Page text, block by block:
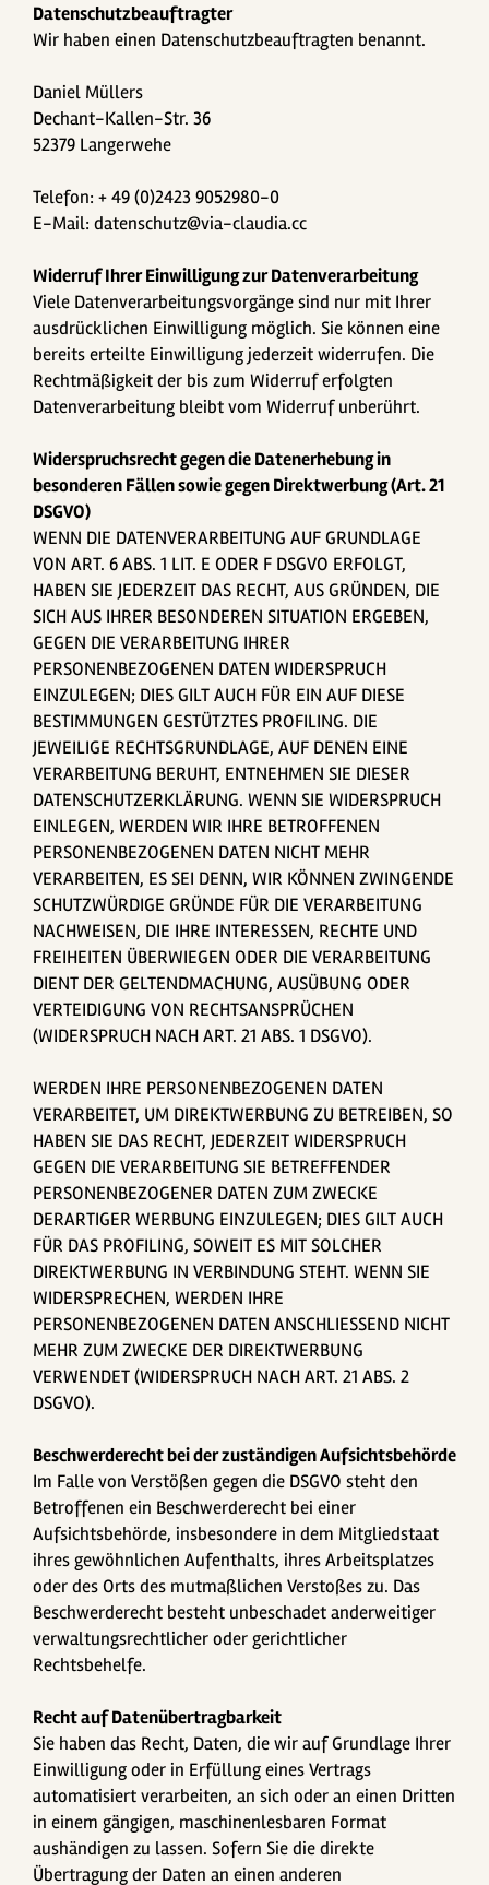
Datenschutz­beauftragter
Wir haben einen Datenschutzbeauftragten benannt.
Daniel Müllers
Dechant-Kallen-Str. 36
52379 Langerwehe
Telefon: + 49 (0)2423 9052980-0
E-Mail: datenschutz@via-claudia.cc
Widerruf Ihrer Einwilligung zur Datenverarbeitung
Viele Datenverarbeitungsvorgänge sind nur mit Ihrer
ausdrücklichen Einwilligung möglich. Sie können eine
bereits erteilte Einwilligung jederzeit widerrufen. Die
Rechtmäßigkeit der bis zum Widerruf erfolgten
Datenverarbeitung bleibt vom Widerruf unberührt.
Widerspruchsrecht gegen die Datenerhebung in
besonderen Fällen sowie gegen Direktwerbung (Art. 21
DSGVO)
WENN DIE DATENVERARBEITUNG AUF GRUNDLAGE
VON ART. 6 ABS. 1 LIT. E ODER F DSGVO ERFOLGT,
HABEN SIE JEDERZEIT DAS RECHT, AUS GRÜNDEN, DIE
SICH AUS IHRER BESONDEREN SITUATION ERGEBEN,
GEGEN DIE VERARBEITUNG IHRER
PERSONENBEZOGENEN DATEN WIDERSPRUCH
EINZULEGEN; DIES GILT AUCH FÜR EIN AUF DIESE
BESTIMMUNGEN GESTÜTZTES PROFILING. DIE
JEWEILIGE RECHTSGRUNDLAGE, AUF DENEN EINE
VERARBEITUNG BERUHT, ENTNEHMEN SIE DIESER
DATENSCHUTZERKLÄRUNG. WENN SIE WIDERSPRUCH
EINLEGEN, WERDEN WIR IHRE BETROFFENEN
PERSONENBEZOGENEN DATEN NICHT MEHR
VERARBEITEN, ES SEI DENN, WIR KÖNNEN ZWINGENDE
SCHUTZWÜRDIGE GRÜNDE FÜR DIE VERARBEITUNG
NACHWEISEN, DIE IHRE INTERESSEN, RECHTE UND
FREIHEITEN ÜBERWIEGEN ODER DIE VERARBEITUNG
DIENT DER GELTENDMACHUNG, AUSÜBUNG ODER
VERTEIDIGUNG VON RECHTSANSPRÜCHEN
(WIDERSPRUCH NACH ART. 21 ABS. 1 DSGVO).
WERDEN IHRE PERSONENBEZOGENEN DATEN
VERARBEITET, UM DIREKTWERBUNG ZU BETREIBEN, SO
HABEN SIE DAS RECHT, JEDERZEIT WIDERSPRUCH
GEGEN DIE VERARBEITUNG SIE BETREFFENDER
PERSONENBEZOGENER DATEN ZUM ZWECKE
DERARTIGER WERBUNG EINZULEGEN; DIES GILT AUCH
FÜR DAS PROFILING, SOWEIT ES MIT SOLCHER
DIREKTWERBUNG IN VERBINDUNG STEHT. WENN SIE
WIDERSPRECHEN, WERDEN IHRE
PERSONENBEZOGENEN DATEN ANSCHLIESSEND NICHT
MEHR ZUM ZWECKE DER DIREKTWERBUNG
VERWENDET (WIDERSPRUCH NACH ART. 21 ABS. 2
DSGVO).
Beschwerde­recht bei der zuständigen Aufsichts­behörde
Im Falle von Verstößen gegen die DSGVO steht den
Betroffenen ein Beschwerderecht bei einer
Aufsichtsbehörde, insbesondere in dem Mitgliedstaat
ihres gewöhnlichen Aufenthalts, ihres Arbeitsplatzes
oder des Orts des mutmaßlichen Verstoßes zu. Das
Beschwerderecht besteht unbeschadet anderweitiger
verwaltungsrechtlicher oder gerichtlicher
Rechtsbehelfe.
Recht auf Daten­übertrag­barkeit
Sie haben das Recht, Daten, die wir auf Grundlage Ihrer
Einwilligung oder in Erfüllung eines Vertrags
automatisiert verarbeiten, an sich oder an einen Dritten
in einem gängigen, maschinenlesbaren Format
aushändigen zu lassen. Sofern Sie die direkte
Übertragung der Daten an einen anderen